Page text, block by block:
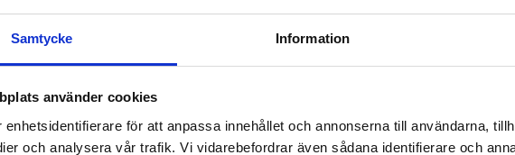
Samtycke Information
använder cookies
enhetsidentifierare för att anpassa innehållet och annonserna till användarna,
och analysera vår trafik. Vi vidarebefordrar även sådana identifierare och